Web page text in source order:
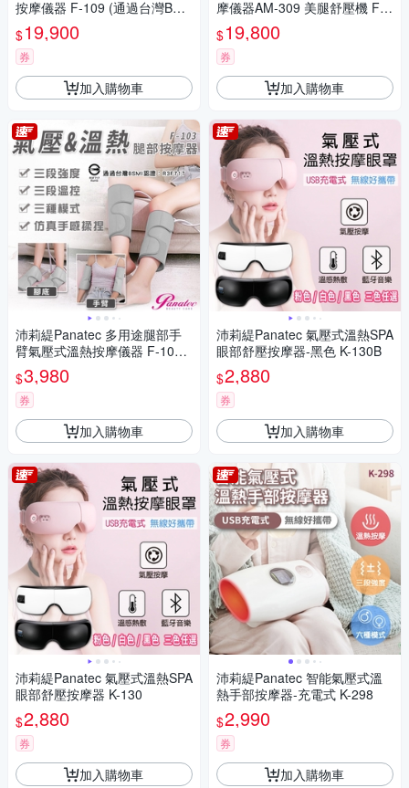
按摩儀器 F-109 (通過台灣BSM
I認證)
$19,900
券
加入購物車
沛莉緹Panatec 多用途腿部手
臂氣壓式溫熱按摩儀器 F-103
通過台灣BSMI認證
$3,980
券
加入購物車
沛莉緹Panatec 氣壓式溫熱SPA
眼部舒壓按摩器 K-130
$2,880
券
加入購物車
摩儀器AM-309 美腿舒壓機 F-1
11(通過台灣BSMI認證)
$19,800
券
加入購物車
沛莉緹Panatec 氣壓式溫熱SPA
眼部舒壓按摩器-黑色 K-130B
$2,880
券
加入購物車
沛莉緹Panatec 智能氣壓式溫
熱手部按摩器-充電式 K-298
$2,990
券
加入購物車